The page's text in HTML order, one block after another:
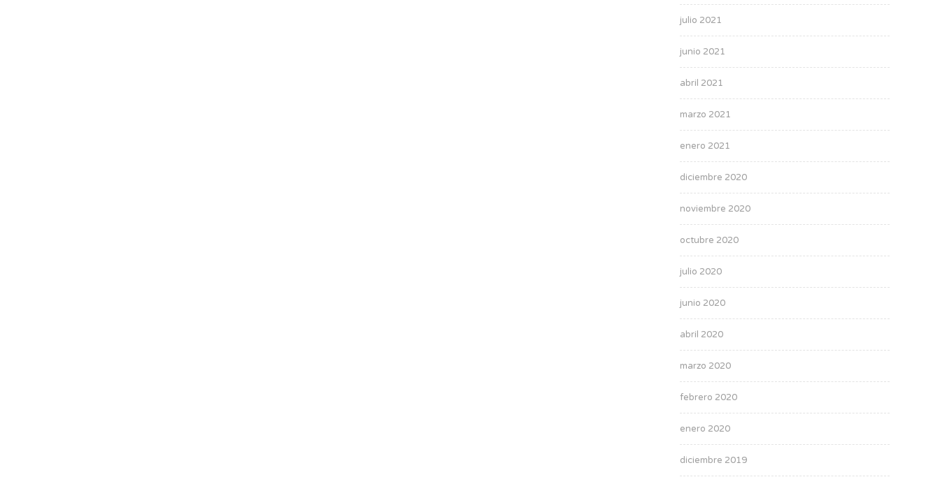
julio 2021
junio 2021
abril 2021
marzo 2021
enero 2021
diciembre 2020
noviembre 2020
octubre 2020
julio 2020
junio 2020
abril 2020
marzo 2020
febrero 2020
enero 2020
diciembre 2019